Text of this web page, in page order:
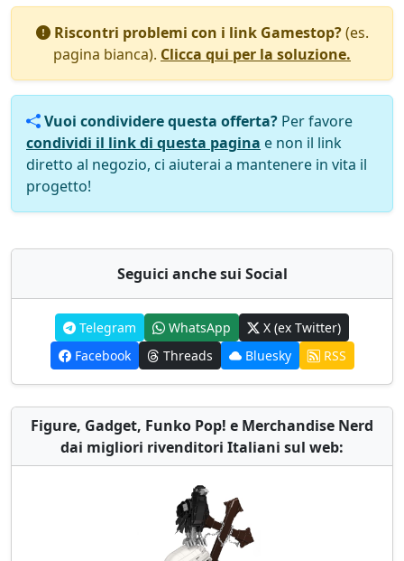
Riscontri problemi con i link Gamestop?(es.
pagina bianca). Clicca qui per la soluzione.
Vuoi condividere questa offerta? Per favore
condividi il link di questa pagina e non il link
diretto al negozio, ci aiuterai a mantenere in vita il
progetto!
Seguici anche sui Social
Telegram WhatsApp
X (ex Twitter)
Facebook
Threads Bluesky RSS
Figure, Gadget, Funko Pop! e Merchandise Nerd
dai migliori rivenditori Italiani sul web: